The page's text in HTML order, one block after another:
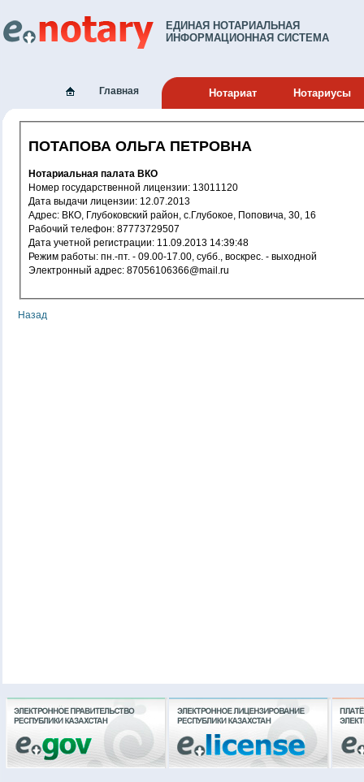
ЕДИНАЯ НОТАРИАЛЬНАЯ
ИНФОРМАЦИОННАЯ СИСТЕМА
Главная Нотариат Нотариусы
ПОТАПОВА ОЛЬГА ПЕТРОВНА
Нотариальная палата ВКО
Номер государственной лицензии: 13011120
Дата выдачи лицензии: 12.07.2013
Адрес: ВКО, Глубоковский район, с.Глубокое, Поповича, 30, 16
Рабочий телефон: 87773729507
Дата учетной регистрации: 11.09.2013 14:39:48
Режим работы: пн.-пт. - 09.00-17.00, субб., воскрес. - выходной
Электронный адрес: 87056106366@mail.ru
Назад